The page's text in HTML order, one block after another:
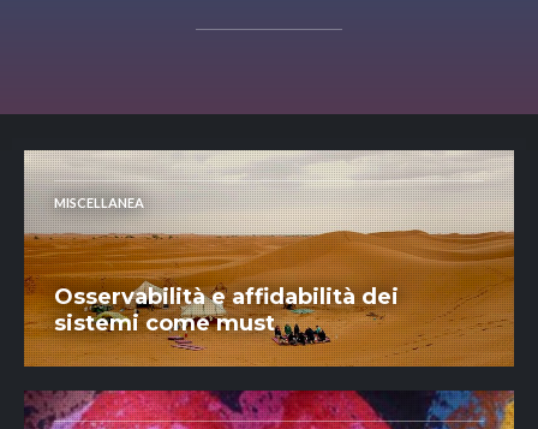
MISCELLANEA
Osservabilità e affidabilità dei
sistemi come must